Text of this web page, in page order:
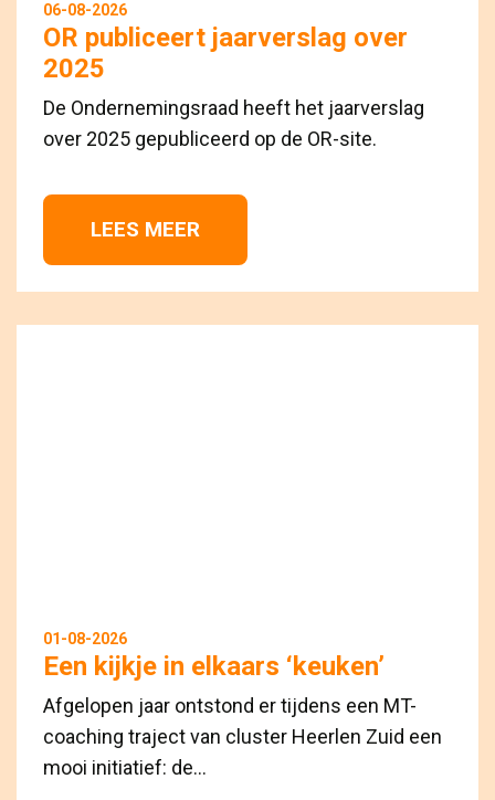
06-08-2026
OR publiceert jaarverslag over
2025
De Ondernemingsraad heeft het jaarverslag
over 2025 gepubliceerd op de OR-site.
LEES MEER
01-08-2026
Een kijkje in elkaars ‘keuken’
Afgelopen jaar ontstond er tijdens een MT-
coaching traject van cluster Heerlen Zuid een
mooi initiatief: de...